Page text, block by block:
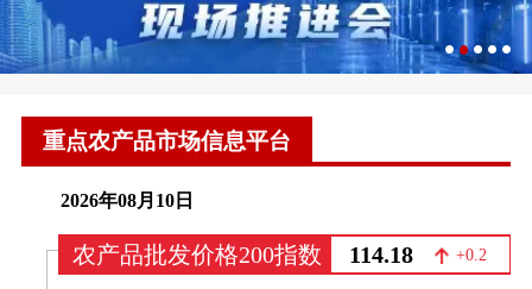
重点农产品市场信息平台